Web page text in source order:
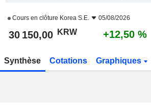
Cours en clôture Korea S.E. 05/08/2026
30 150,00 KRW +12,50 %
Synthèse Cotations Graphiques